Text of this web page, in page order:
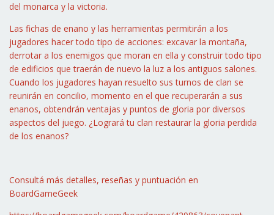
del monarca y la victoria.
Las fichas de enano y las herramientas permitirán a los
jugadores hacer todo tipo de acciones: excavar la montaña,
derrotar a los enemigos que moran en ella y construir todo tipo
de edificios que traerán de nuevo la luz a los antiguos salones.
Cuando los jugadores hayan resuelto sus turnos de clan se
reunirán en concilio, momento en el que recuperarán a sus
enanos, obtendrán ventajas y puntos de gloria por diversos
aspectos del juego. ¿Logrará tu clan restaurar la gloria perdida
de los enanos?
Consultá más detalles, reseñas y puntuación en
BoardGameGeek